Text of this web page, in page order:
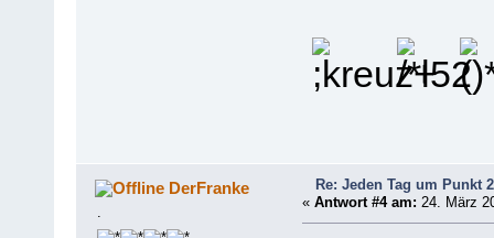
DerFranke
.
Re: Jeden Tag um Punkt
« Antwort #4 am: 24. März